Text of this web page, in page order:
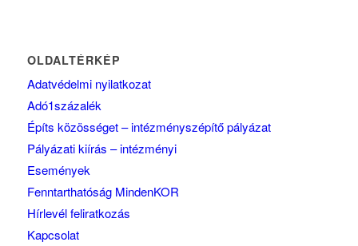
OLDALTÉRKÉP
Adatvédelmi nyilatkozat
Adó1százalék
Építs közösséget – intézményszépítő pályázat
Pályázati kiírás – intézményi
Események
Fenntarthatóság MindenKOR
Hírlevél feliratkozás
Kapcsolat